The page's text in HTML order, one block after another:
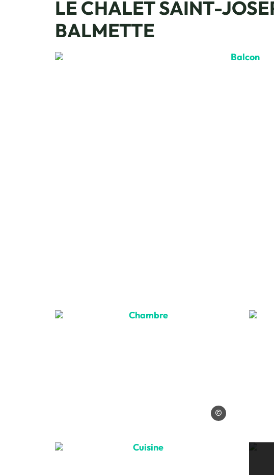
LE CHALET SAINT-
BALMETTE
Balcon, ©
Chambre, © La Balmette
La Balmette
Cuisine, © La Balmette
La Balmette